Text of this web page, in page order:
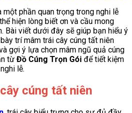
một phần quan trọng trong nghi lễ
hiện lòng biết ơn và cầu mong
Bài viết dưới đây sẽ giúp bạn hiểu ý
trí mâm trái cây cúng tất niên
gợi ý lựa chọn mâm ngũ quả cúng
từ Đồ Cúng Trọn Gói để tiết kiệm
lễ.
cúng tất niên